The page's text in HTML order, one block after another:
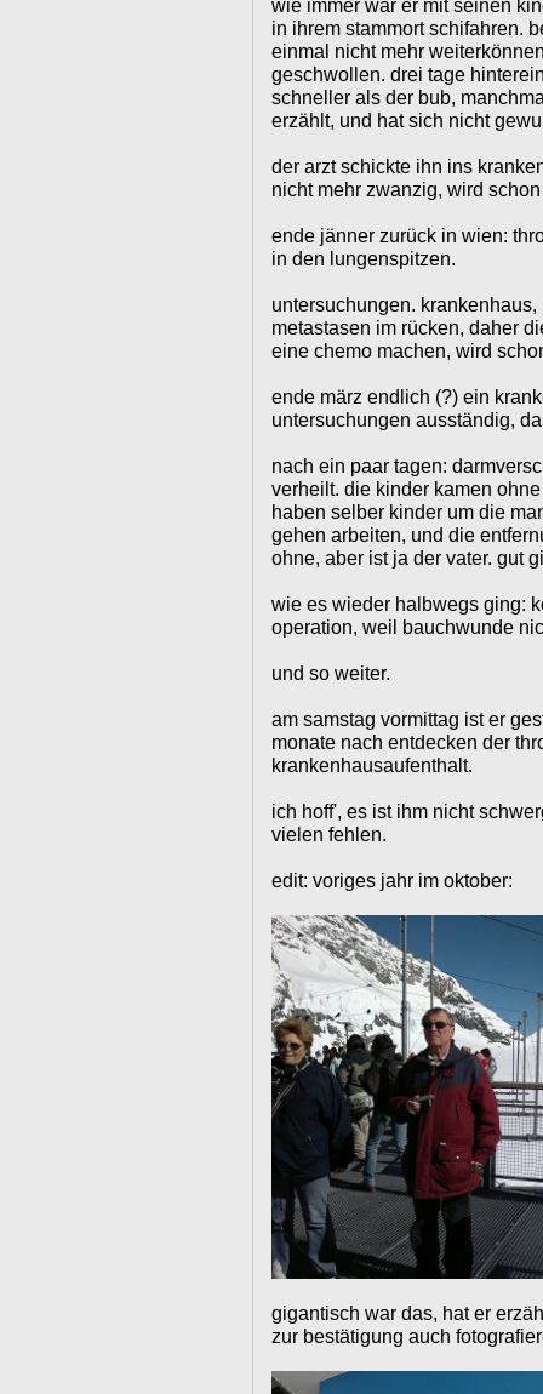
wie immer war er mit seinen
in ihrem stammort schifahren.
einmal nicht mehr
geschwollen. drei tage
schneller als der bub,
erzählt, und hat sich nicht
der arzt schickte ihn ins
nicht mehr zwanzig, wird
ende jänner zurück in wien:
in den lungenspitzen.
untersuchungen.
metastasen im rücken, daher
eine chemo machen, wird
ende märz endlich (?) ein
untersuchungen ausständig,
nach ein paar tagen:
verheilt. die kinder kamen
haben selber kinder um die
gehen arbeiten, und die
ohne, aber ist ja der vater. gut
wie es wieder halbwegs ging:
operation, weil bauchwunde
und so weiter.
am samstag vormittag ist er
monate nach entdecken der
krankenhausaufenthalt.
ich hoff', es ist ihm nicht
vielen fehlen.
edit: voriges jahr im oktober:
gigantisch war das, hat er
zur bestätigung auch